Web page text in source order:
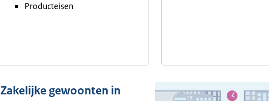
Producteisen
Zakelijke gewoonten in